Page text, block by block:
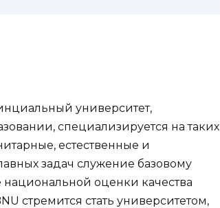
университет,
специализируется на таких
естественные и
задач служение базовому
оценки качества
стремится стать университетом,